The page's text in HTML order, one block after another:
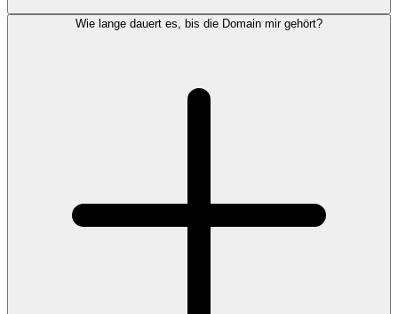
Wie lange dauert es, bis die Domain mir gehört?